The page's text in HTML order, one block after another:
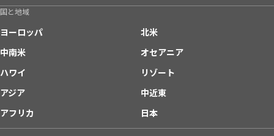
国と地域
ヨーロッパ
北米
中南米
オセアニア
ハワイ
リゾート
アジア
中近東
アフリカ
日本